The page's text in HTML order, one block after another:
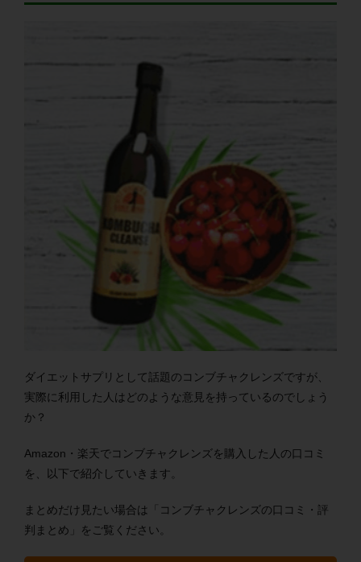
ダイエットサプリとして話題のコンブチャクレンズですが、
実際に利用した人はどのような意見を持っているのでしょう
か？
Amazon・楽天でコンブチャクレンズを購入した人の口コミ
を、以下で紹介していきます。
まとめだけ見たい場合は「コンブチャクレンズの口コミ・評
判まとめ」をご覧ください。